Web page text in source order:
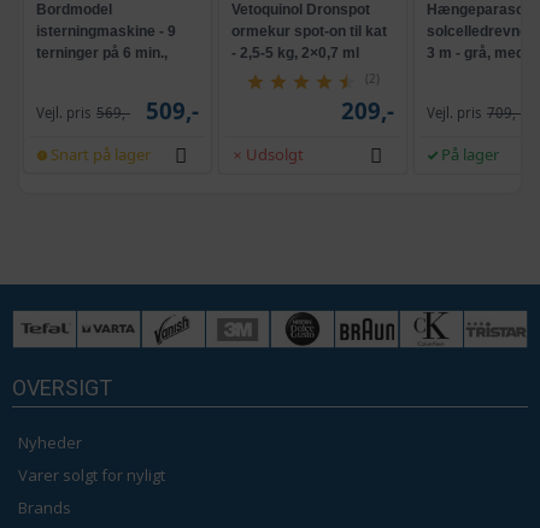
Bordmodel
isterningmaskine - 9
terninger på 6 min.,
Vejl. pris 569,- 509,-
Snart på lager
Vetoquinol Dronspot
ormekur spot-on til kat
- 2,5-5 kg, 2×0,7 ml
(2)
209,-
Udsolgt
Hængeparasols
solcelledrevne
3 m - grå, med
Vejl. pris 709,-
På lager
OVERSIGT
Nyheder
Varer solgt for nyligt
Brands